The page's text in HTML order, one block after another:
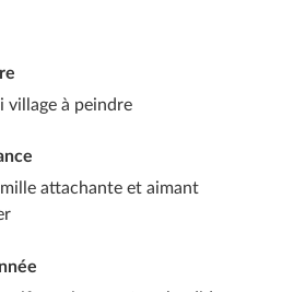
village à peindre
attachante et aimant